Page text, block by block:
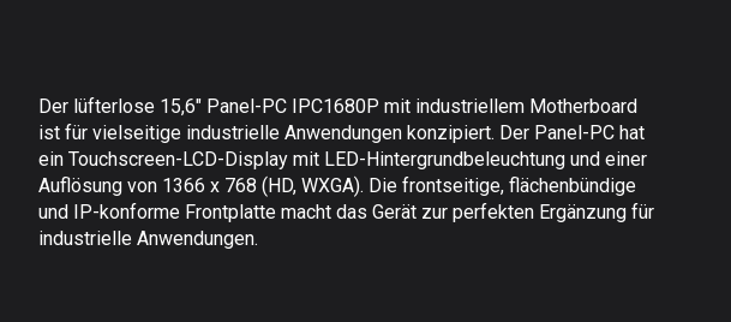
Der lüfterlose 15,6" Panel-PC IPC1680P mit industriellem Motherboard
ist für vielseitige industrielle Anwendungen konzipiert. Der Panel-PC hat
ein Touchscreen-LCD-Display mit LED-Hintergrundbeleuchtung und einer
Auflösung von 1366 x 768 (HD, WXGA). Die frontseitige, flächenbündige
und IP-konforme Frontplatte macht das Gerät zur perfekten Ergänzung für
industrielle Anwendungen.